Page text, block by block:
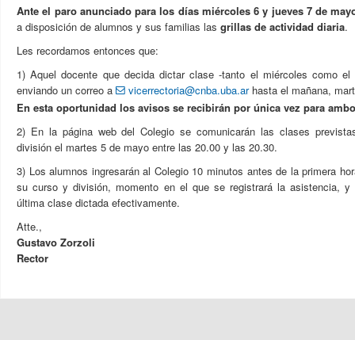
Ante el paro anunciado para los días miércoles 6 y jueves 7 de
a disposición de alumnos y sus familias las grillas de actividad diaria.
Les recordamos entonces que:
1) Aquel docente que decida dictar clase -tanto el miércoles como el
enviando un correo a
vicerrectoria@cnba.uba.arhasta el mañana,
En esta oportunidad los avisos se recibirán por única vez para
2) En la página web del Colegio se comunicarán las clases
división el martes 5 de mayo entre las 20.00 y las 20.30.
3) Los alumnos ingresarán al Colegio 10 minutos antes de la primera
su curso y división, momento en el que se registrará la asistencia,
última clase dictada efectivamente.
Atte.,
Gustavo Zorzoli
Rector